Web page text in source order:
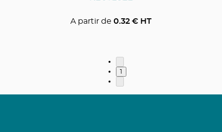
A partir de 0.32 € HT
1